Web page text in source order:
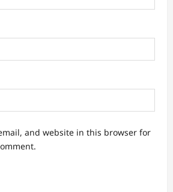
and website in this browser for